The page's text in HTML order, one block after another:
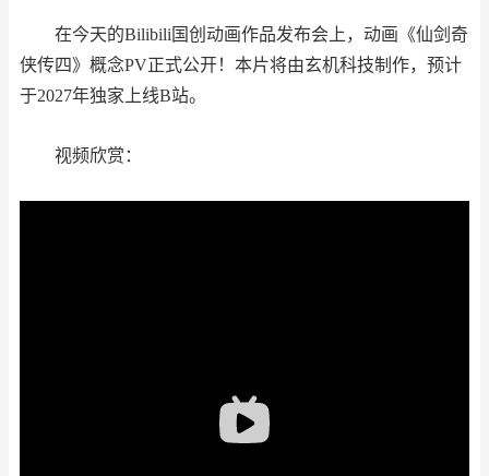
在今天的Bilibili国创动画作品发布会上，动画《仙剑奇
侠传四》概念PV正式公开！本片将由玄机科技制作，预计
于2027年独家上线B站。
视频欣赏：